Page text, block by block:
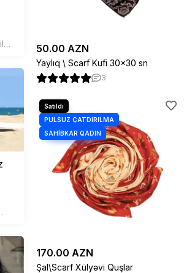
50.00 AZN
Yaylıq \ Scarf Kufi 30×30 sn
3
170.00 AZN
Şal\Scarf Xülyəvi Quşlar